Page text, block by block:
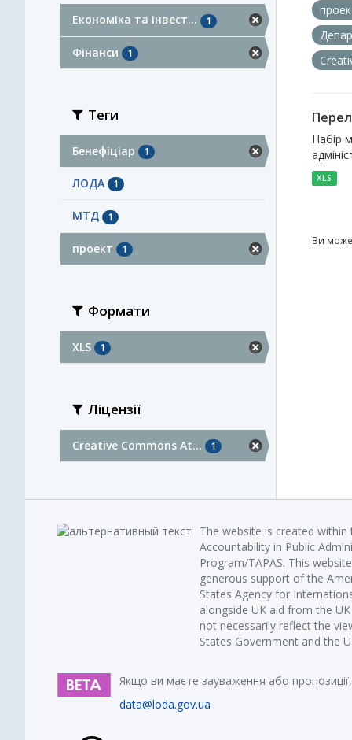
Економіка та інвест... 1
Фінанси 1
Теги
Бенефіціар 1
ЛОДА 1
МТД 1
проект 1
Формати
XLS 1
Ліцензії
Creative Commons At... 1
Набір
XLS
Ви
The website is created within
Accountability in Public
Program/TAPAS. This
generous support of the
States Agency for
alongside UK aid from the
not necessarily reflect the
States Government and the
Якщо ви маєте зауваження або
data@loda.gov.ua